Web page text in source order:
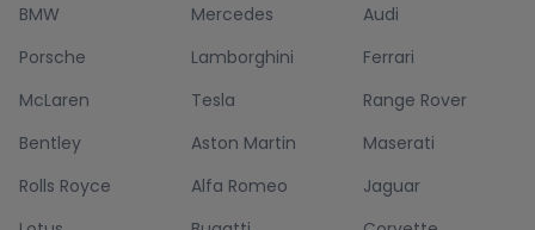
BMW Mercedes
Audi
Porsche
Lamborghini
Ferrari
McLaren
Tesla
Range Rover
Bentley
Aston Martin
Maserati
Rolls Royce
Alfa Romeo
Jaguar